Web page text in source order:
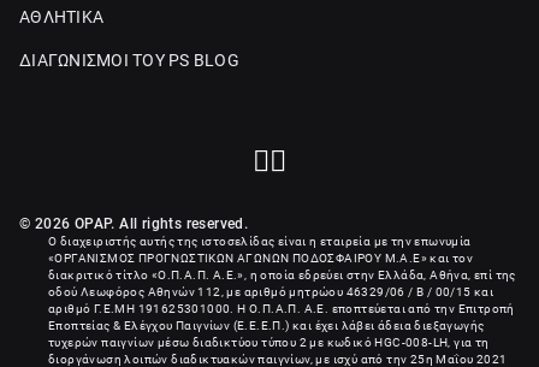
ΑΘΛΗΤΙΚΑ
ΔΙΑΓΩΝΙΣΜΟΙ ΤΟΥ PS BLOG
© 2026 OPAP. All rights reserved.
Ο διαχειριστής αυτής της ιστοσελίδας είναι η εταιρεία με την επωνυμία
«ΟΡΓΑΝΙΣΜΟΣ ΠΡΟΓΝΩΣΤΙΚΩΝ ΑΓΩΝΩΝ ΠΟΔΟΣΦΑΙΡΟΥ Μ.Α.Ε» και τον
διακριτικό τίτλο «Ο.Π.Α.Π. Α.Ε.», η οποία εδρεύει στην Ελλάδα, Αθήνα, επί της
οδού Λεωφόρος Αθηνών 112, με αριθμό μητρώου 46329/06 / B / 00/15 και
αριθμό Γ.Ε.ΜΗ 191625301000
. Η Ο.Π.Α.Π. Α.Ε. εποπτεύεται από την Επιτροπή
Εποπτείας & Ελέγχου Παιγνίων (Ε.Ε.Ε.Π.) και έχει λάβει άδεια διεξαγωγής
τυχερών παιγνίων μέσω διαδικτύου τύπου 2 με κωδικό HGC-008-LH, για τη
διοργάνωση λοιπών διαδικτυακών παιγνίων, με ισχύ από την 25η Μαΐου 2021